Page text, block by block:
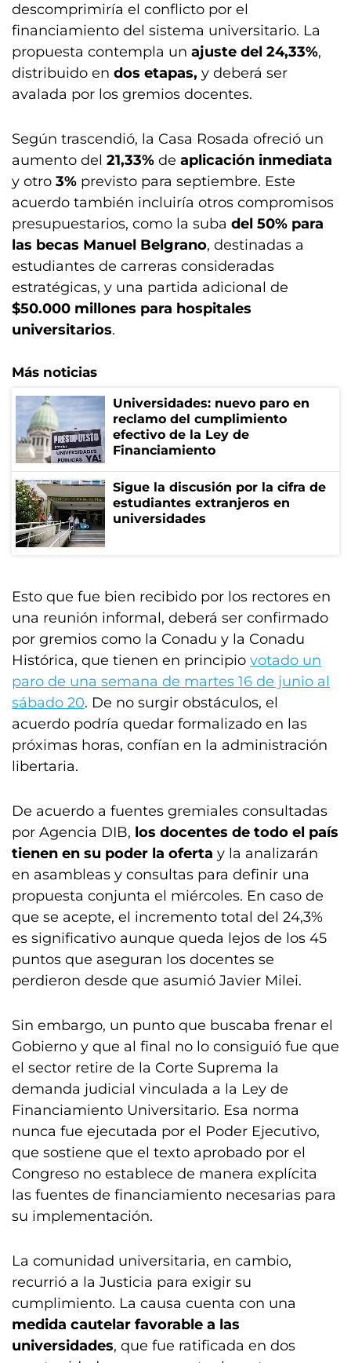
descomprimiría el conflicto por el
financiamiento del sistema universitario. La
propuesta contempla un ajuste del 24,33%,
distribuido en dos etapas, y deberá ser
avalada por los gremios docentes.
Según trascendió, la Casa Rosada ofreció un
aumento del 21,33% de aplicación inmediata
y otro 3% previsto para septiembre. Este
acuerdo también incluiría otros compromisos
presupuestarios, como la suba del 50% para
las becas Manuel Belgrano, destinadas a
estudiantes de carreras consideradas
estratégicas, y una partida adicional de
$50.000 millones para hospitales
universitarios.
Más noticias
Universidades: nuevo paro en
reclamo del cumplimiento
efectivo de la Ley de
Financiamiento
Sigue la discusión por la cifra de
estudiantes extranjeros en
universidades
Esto que fue bien recibido por los rectores en
una reunión informal, deberá ser confirmado
por gremios como la Conadu y la Conadu
Histórica, que tienen en principio votado un
paro de una semana de martes 16 de junio al
sábado 20. De no surgir obstáculos, el
acuerdo podría quedar formalizado en las
próximas horas, confían en la administración
libertaria.
De acuerdo a fuentes gremiales consultadas
por Agencia DIB, los docentes de todo el país
tienen en su poder la oferta y la analizarán
en asambleas y consultas para definir una
propuesta conjunta el miércoles. En caso de
que se acepte, el incremento total del 24,3%
es significativo aunque queda lejos de los 45
puntos que aseguran los docentes se
perdieron desde que asumió Javier Milei.
Sin embargo, un punto que buscaba frenar el
Gobierno y que al final no lo consiguió fue que
el sector retire de la Corte Suprema la
demanda judicial vinculada a la Ley de
Financiamiento Universitario. Esa norma
nunca fue ejecutada por el Poder Ejecutivo,
que sostiene que el texto aprobado por el
Congreso no establece de manera explícita
las fuentes de financiamiento necesarias para
su implementación.
La comunidad universitaria, en cambio,
recurrió a la Justicia para exigir su
cumplimiento. La causa cuenta con una
medida cautelar favorable a las
universidades, que fue ratificada en dos